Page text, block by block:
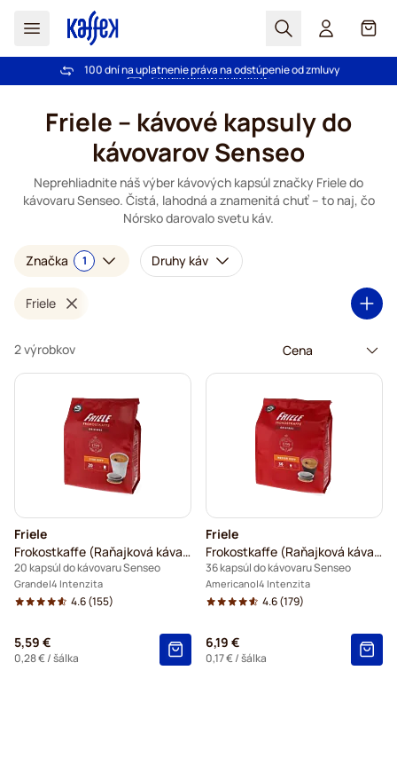
Hľadať Košík
Pri objednávke nad 49,00 € doprava zdarma
100 dní na uplatnenie práva na odstúpenie od zmluvy
Friele – kávové kapsuly do
kávovarov Senseo
Neprehliadnite náš výber kávových kapsúl značky Friele do
kávovaru Senseo. Čistá, lahodná a znamenitá chuť – to naj, čo
Nórsko darovalo svetu káv.
Značka 1 Druhy káv
Friele
2 výrobkov
Friele
Frokostkaffe (Raňajková káva) XL - Friele
20 kapsúl do kávovaru Senseo
Grande 4 Intenzita
4.6(155)
5,59 €
0,28 €/ šálka
Friele
Frokostkaffe (Raňajková káva) - Friele
36 kapsúl do kávovaru Senseo
Americano 4 Intenzita
4.6(179)
6,19 €
0,17 €/ šálka